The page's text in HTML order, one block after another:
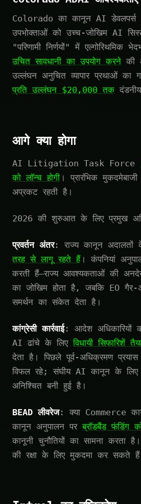
Colorado का कानून AI डेवलपर्स
उपभोक्ताओं को उच्च-जोखिम AI
"परिणामी निर्णयों" में एल्गोरिथमिक
उचित सावधानी का उपयोग करने की
उल्लंघन अनुचित व्यापार प्रथाओं
प्रति उल्लंघन $20,000 तक
आगे क्या होगा
AI Litigation Task Force
को लॉन्च होगी । प्रारंभिक
अप्रकट रहती है।
2026 की शुरुआत के लिए प्रमुख
प्रवर्तन अंतर: राज्य कानून
तरह से लागू रहते हैं। कंपनियां
करती हैं—राज्य आवश्यकताओं की
का जोखिम होता है, जबकि EO
समर्थन का संकेत देता है।
कांग्रेसी कार्रवाई: आदेश अधिकारियों
AI ढांचे के लिएविधायी सिफारिशें
देता है। पिछले पूर्व-अधिक्रमण प्रयास
विफल रहे; संघीय AI कानून के लिए
अनिश्चित बनी हुई है।
BEAD लीवरेज: क्या Commerce
कानून अनुपालन परब्रॉडबैंड फंडिंग
कानूनी चुनौतियों का सामना करता
की रक्षा के लिए मुकदमा कर सकते